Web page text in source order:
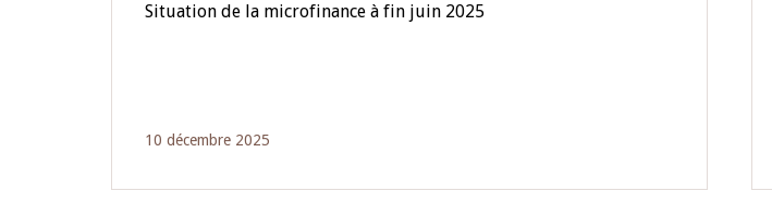
Situation de la microfinance à fin juin 2025
10 décembre 2025